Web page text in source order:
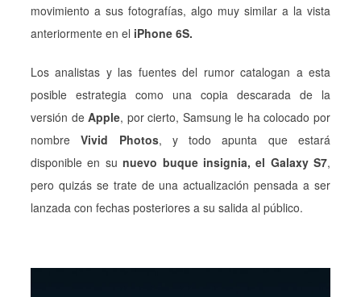
movimiento a sus fotografías, algo muy similar a la vista
anteriormente en el iPhone 6S.
Los analistas y las fuentes del rumor catalogan a esta
posible estrategia como una copia descarada de la
versión deApple, por cierto, Samsung le ha colocado por
nombreVivid Photos, y todo apunta que estará
disponible en su nuevo buque insignia, el Galaxy S7,
pero quizás se trate de una actualización pensada a ser
lanzada con fechas posteriores a su salida al público.